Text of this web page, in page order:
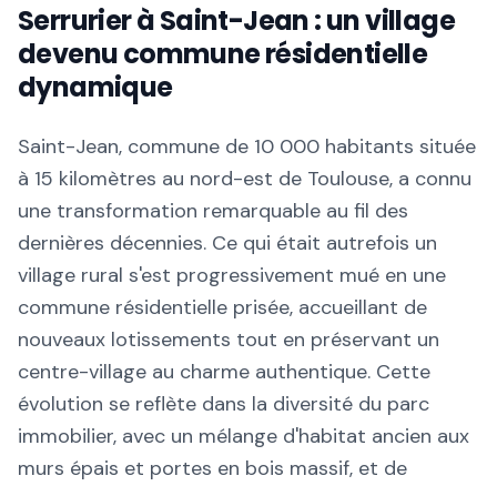
Serrurier à Saint-Jean : un village
devenu commune résidentielle
dynamique
Saint-Jean, commune de 10 000 habitants située
à 15 kilomètres au nord-est de Toulouse, a connu
une transformation remarquable au fil des
dernières décennies. Ce qui était autrefois un
village rural s'est progressivement mué en une
commune résidentielle prisée, accueillant de
nouveaux lotissements tout en préservant un
centre-village au charme authentique. Cette
évolution se reflète dans la diversité du parc
immobilier, avec un mélange d'habitat ancien aux
murs épais et portes en bois massif, et de